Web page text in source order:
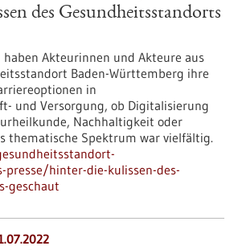
des Gesundheitsstandorts
haben Akteurinnen und Akteure aus
Baden-Württemberg ihre
in
und Versorgung, ob Digitalisierung
Nachhaltigkeit oder
thematische Spektrum war vielfältig.
hinter-die-kulissen-des-
geschaut